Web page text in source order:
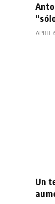
APRIL
Un